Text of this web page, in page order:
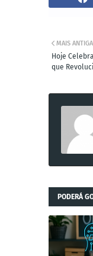
MAIS ANTIGA
Hoje
que
PODERÁ